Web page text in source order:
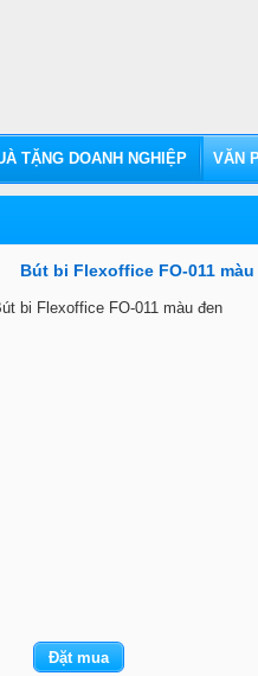
Bút bi Flexoffice FO-011 màu
bi Flexoffice FO-011 màu đen
TẶNG DOANH NGHIỆP VĂN